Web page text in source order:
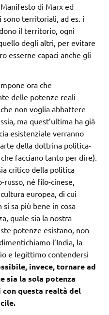
di Marx ed
sono territoriali, ad es. i
il territorio, ogni
degli altri, per evitare
esserne capaci anche gli
ora che
delle potenze reali
non voglia abbattere
ma quest’ultima ha già
esistenziale verranno
della dottrina politica-
facciano tanto per dire).
critico della politica
russo, né filo-cinese,
europea, di cui
si sa più bene in cosa
quale sia la nostra
potenze esistano, non
l’India, la
e legittimo contendersi
invece, tornare ad
sia la sola potenza
questa realtà del